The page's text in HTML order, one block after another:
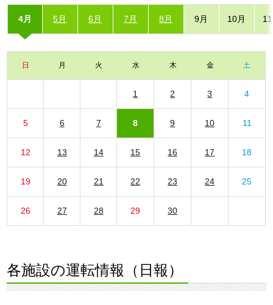
4月 5月 6月 7月 8月 9月 10月
日 月 火 水 木 金 土
1 2 3 4
5 6 7 8 9 10 11
12 13 14 15 16 17 18
19 20 21 22 23 24 25
26 27 28 29 30
各施設の運転情報（日報）